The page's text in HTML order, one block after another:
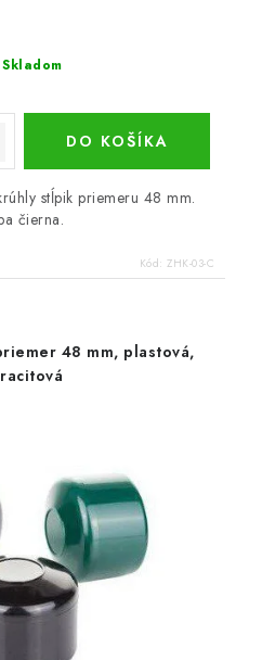
Skladom
DO KOŠÍKA
stĺpik priemeru 48 mm.
čierna.
Kód: ZHK-03-C
48 mm, plastová,